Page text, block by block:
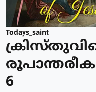
Todays_saint
6